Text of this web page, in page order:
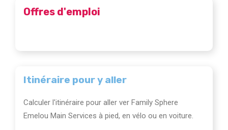
Offres d'emploi
Itinéraire pour y aller
Calculer l'itinéraire pour aller ver Family Sphere
Emelou Main Services à pied, en vélo ou en voiture.